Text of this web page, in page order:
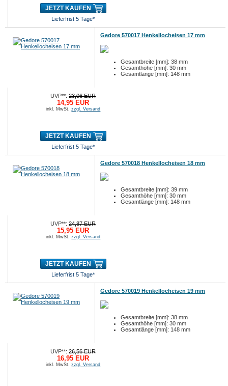
JETZT KAUFEN
Lieferfrist 5 Tage*
Gedore 570017 Henkellocheisen 17 mm
Gesamtbreite [mm]: 38 mm
Gesamthöhe [mm]: 30 mm
Gesamtlänge [mm]: 148 mm
UVP**:23,06 EUR
14,95 EUR
inkl. MwSt.zzgl. Versand
JETZT KAUFEN
Lieferfrist 5 Tage*
Gedore 570018 Henkellocheisen 18 mm
Gesamtbreite [mm]: 39 mm
Gesamthöhe [mm]: 30 mm
Gesamtlänge [mm]: 148 mm
UVP**:24,87 EUR
15,95 EUR
inkl. MwSt.zzgl. Versand
JETZT KAUFEN
Lieferfrist 5 Tage*
Gedore 570019 Henkellocheisen 19 mm
Gesamtbreite [mm]: 38 mm
Gesamthöhe [mm]: 30 mm
Gesamtlänge [mm]: 148 mm
UVP**:26,56 EUR
16,95 EUR
inkl. MwSt.zzgl. Versand